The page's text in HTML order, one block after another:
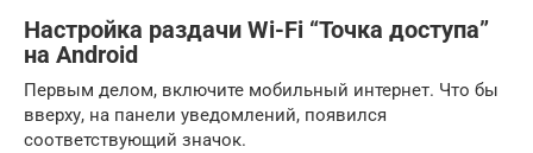
Настройка раздачи Wi-Fi “Точка доступа”
на Android
Первым делом, включите мобильный интернет. Что бы
вверху, на панели уведомлений, появился
соответствующий значок.